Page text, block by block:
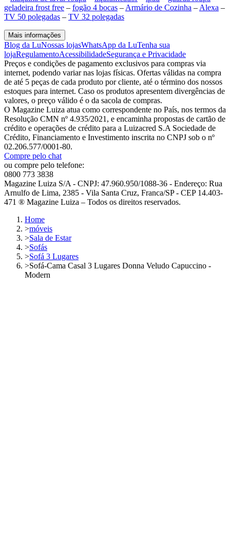
geladeira frost free – fogão 4 bocas – Armário de Cozinha – Alexa –
TV 50 polegadas – TV 32 polegadas
Mais informações
Blog da LuNossas lojasWhatsApp da LuTenha sua
lojaRegulamentoAcessibilidadeSegurança e Privacidade
Preços e condições de pagamento exclusivos para compras via
internet, podendo variar nas lojas físicas. Ofertas válidas na compra
de até 5 peças de cada produto por cliente, até o término dos nossos
estoques para internet. Caso os produtos apresentem divergências de
valores, o preço válido é o da sacola de compras.
O Magazine Luiza atua como correspondente no País, nos termos da
Resolução CMN nº 4.935/2021, e encaminha propostas de cartão de
crédito e operações de crédito para a Luizacred S.A Sociedade de
Crédito, Financiamento e Investimento inscrita no CNPJ sob o nº
02.206.577/0001-80.
Compre pelo chat
ou compre pelo telefone:
0800 773 3838
Magazine Luiza S/A - CNPJ: 47.960.950/1088-36 - Endereço: Rua
Arnulfo de Lima, 2385 - Vila Santa Cruz, Franca/SP - CEP 14.403-
471 ® Magazine Luiza – Todos os direitos reservados.
Home
>móveis
>Sala de Estar
>Sofás
>Sofá 3 Lugares
>Sofá-Cama Casal 3 Lugares Donna Veludo Capuccino -
Modern